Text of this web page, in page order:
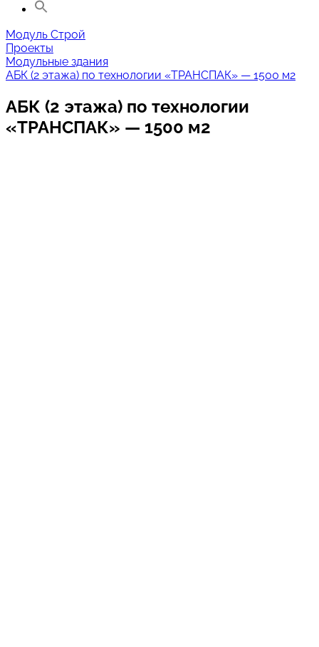
Модуль Строй
Проекты
Модульные здания
АБК (2 этажа) по технологии «ТРАНСПАК» — 1500 м2
АБК (2 этажа) по технологии
«ТРАНСПАК» — 1500 м2